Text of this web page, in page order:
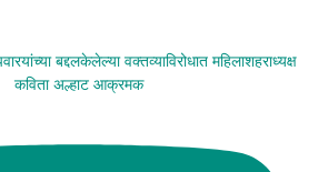
बद्दलकेलेल्या वक्तव्याविरोधात महिलाशहराध्यक्ष
कविता अल्हाट आक्रमक